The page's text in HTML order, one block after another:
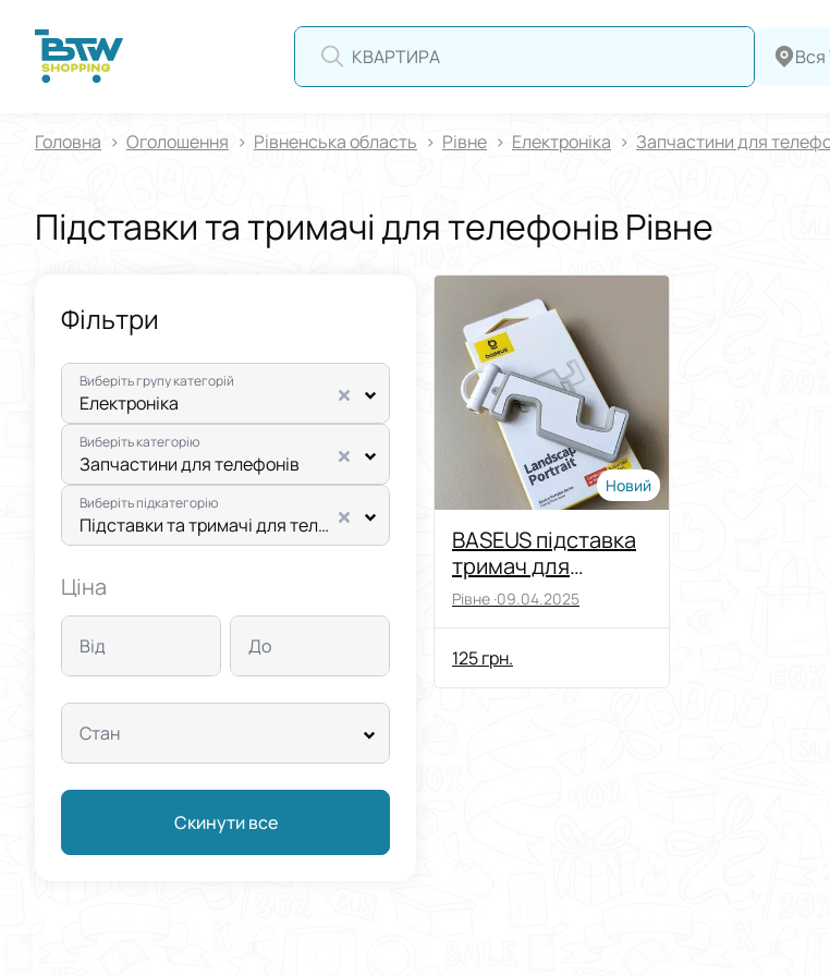
КВАРТИРА Вся
Головна Оголошення Рівненська область Рівне Електроніка Запчастини для
Підставки та тримачі для телефонів Рівне
Фільтри
Виберіть групу категорій
Електроніка
Виберіть категорію
Запчастини для телефонів
Виберіть підкатегорію
Підставки та тримачі для телефонів
Ціна
Від До
Стан
Скинути все
Новий
BASEUS підставка
тримач для
телефону ,
подставка Базеус
Рівне ·09.04.2025
125 грн.